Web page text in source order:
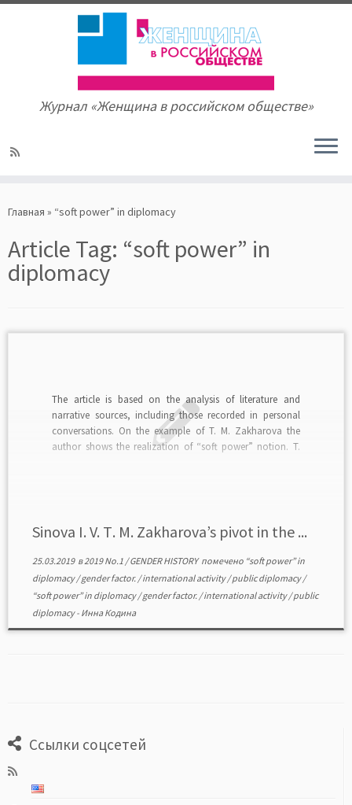
to
Журнал «Женщина в российском обществе»
Главная » “soft power” in diplomacy
Article Tag: “soft power” in
diplomacy
The article is based on the analysis of literature and
narrative sources, including those recorded in personal
conversations. On the example of T. M. Zakharova the
author shows the realization of “soft power” notion. T.
Sinova I. V. Т. М. Zakharova’s pivot in the ...
25.03.2019в2019 No.1 /GENDER HISTORYпомечено “soft power” in
diplomacy/gender factor. /international activity/public diplomacy/
“soft power” in diplomacy/gender factor. /international activity/public
diplomacy- Инна Кодина
Ссылки соцсетей